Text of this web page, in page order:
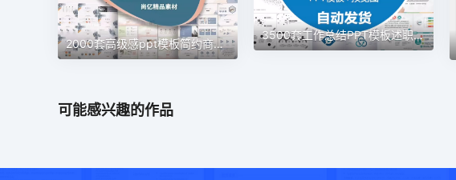
2000套高级感ppt模板简约商务毕业答辩教师课件工作汇报总结动态模板
3500套工作总结PPT模板述职报告PPT模板，适用于各种行业，设计精美，多种风格款式可选，可编辑修改，使用方便
可能感兴趣的作品